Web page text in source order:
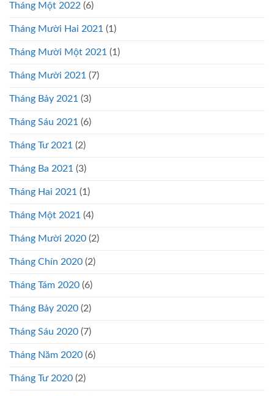
Tháng Một 2022 (6)
Tháng Mười Hai 2021 (1)
Tháng Mười Một 2021 (1)
Tháng Mười 2021 (7)
Tháng Bảy 2021 (3)
Tháng Sáu 2021 (6)
Tháng Tư 2021 (2)
Tháng Ba 2021 (3)
Tháng Hai 2021 (1)
Tháng Một 2021 (4)
Tháng Mười 2020 (2)
Tháng Chín 2020 (2)
Tháng Tám 2020 (6)
Tháng Bảy 2020 (2)
Tháng Sáu 2020 (7)
Tháng Năm 2020 (6)
Tháng Tư 2020 (2)